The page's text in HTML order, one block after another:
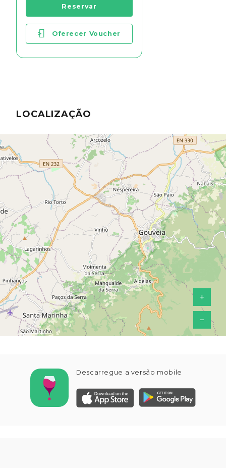
Reservar
> Oferecer Voucher
LOCALIZAÇÃO
+
−
Descarregue a versão mobile